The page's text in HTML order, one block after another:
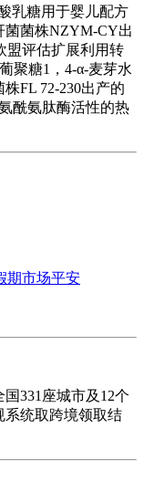
乳糖用于婴儿配方
菌菌株NZYM-CY出
盟评估扩展利用转
聚糖1，4-α-麦芽水
FL 72-230出产的
酰氨肽酶活性的热
期市场平安
331座城市及12个
系统取跨境领取结